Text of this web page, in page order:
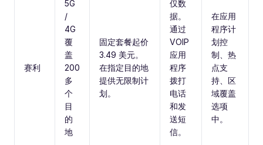
赛利
5G
/
4G
覆
盖
200
多
个
目
的
地
固定套餐起价
3.49 美元。
在指定目的地
提供无限制计
划。
仅数
据。
通过
VOIP
应用
程序
拨打
电话
和发
送短
信。
在应用
程序计
划控
制、热
点支
持、区
域覆盖
选项
中。